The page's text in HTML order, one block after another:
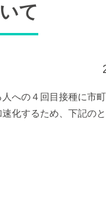
て
への４回目接種に市
化するため、下記の